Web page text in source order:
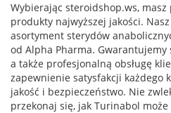
Wybierając steroidshop.ws, masz
produkty najwyższej jakości.
asortyment sterydów
od Alpha Pharma.
a także profesjonalną obsługę
zapewnienie satysfakcji każdego
jakość i bezpieczeństwo. Nie
przekonaj się, jak Turinabol